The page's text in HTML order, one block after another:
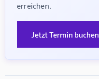
erreichen.
Jetzt Termin buchen